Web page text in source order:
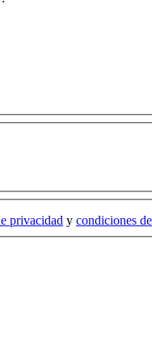
privacidad y condiciones